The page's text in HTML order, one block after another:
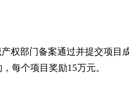
权部门备案通过并提交项目
每个项目奖励15万元。